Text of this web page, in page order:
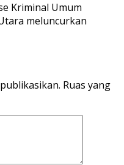
Kriminal Umum
meluncurkan
Ruas yang